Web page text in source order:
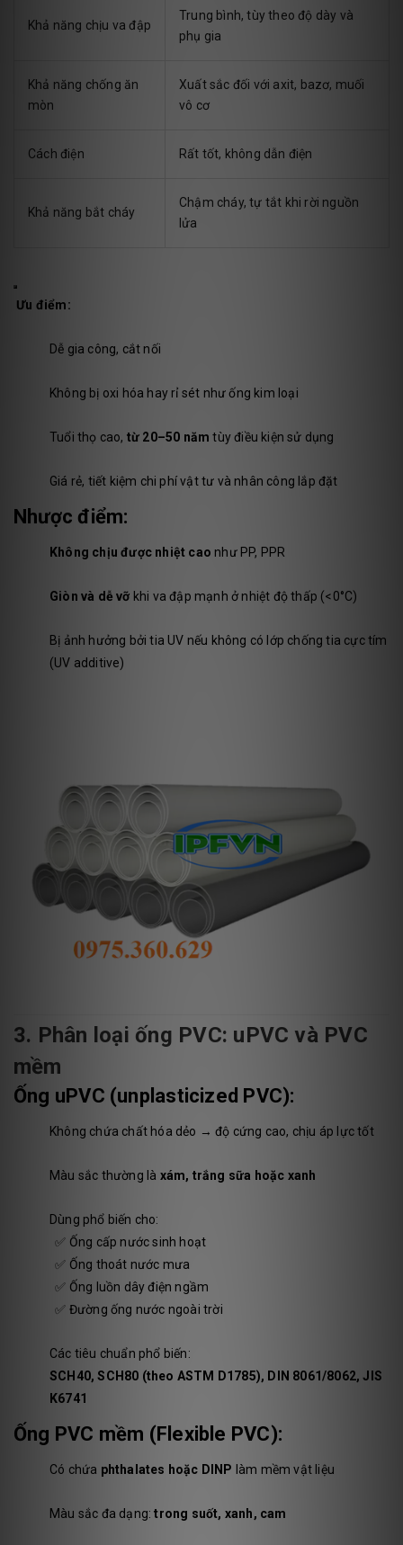
Khả năng chịu va đập
Trung bình, tùy theo độ dày và
phụ gia
Khả năng chống ăn
mòn
Xuất sắc đối với axit, bazơ, muối
vô cơ
Cách điện Rất tốt, không dẫn điện
Khả năng bắt cháy
Chậm cháy, tự tắt khi rời nguồn
lửa
Ưu điểm:
Dễ gia công, cắt nối
Không bị oxi hóa hay rỉ sét như ống kim loại
Tuổi thọ cao, từ 20–50 năm tùy điều kiện sử dụng
Giá rẻ, tiết kiệm chi phí vật tư và nhân công lắp đặt
Nhược điểm:
Không chịu được nhiệt cao như PP, PPR
Giòn và dễ vỡ khi va đập mạnh ở nhiệt độ thấp (<0°C)
Bị ảnh hưởng bởi tia UV nếu không có lớp chống tia cực tím
(UV additive)
3. Phân loại ống PVC: uPVC và PVC
mềm
Ống uPVC (unplasticized PVC):
Không chứa chất hóa dẻo → độ cứng cao, chịu áp lực tốt
Màu sắc thường là xám, trắng sữa hoặc xanh
Dùng phổ biến cho:
✅ Ống cấp nước sinh hoạt
✅ Ống thoát nước mưa
✅ Ống luồn dây điện ngầm
✅ Đường ống nước ngoài trời
Các tiêu chuẩn phổ biến:
SCH40, SCH80 (theo ASTM D1785), DIN 8061/8062, JIS
K6741
Ống PVC mềm (Flexible PVC):
Có chứa phthalates hoặc DINP làm mềm vật liệu
Màu sắc đa dạng:trong suốt, xanh, cam